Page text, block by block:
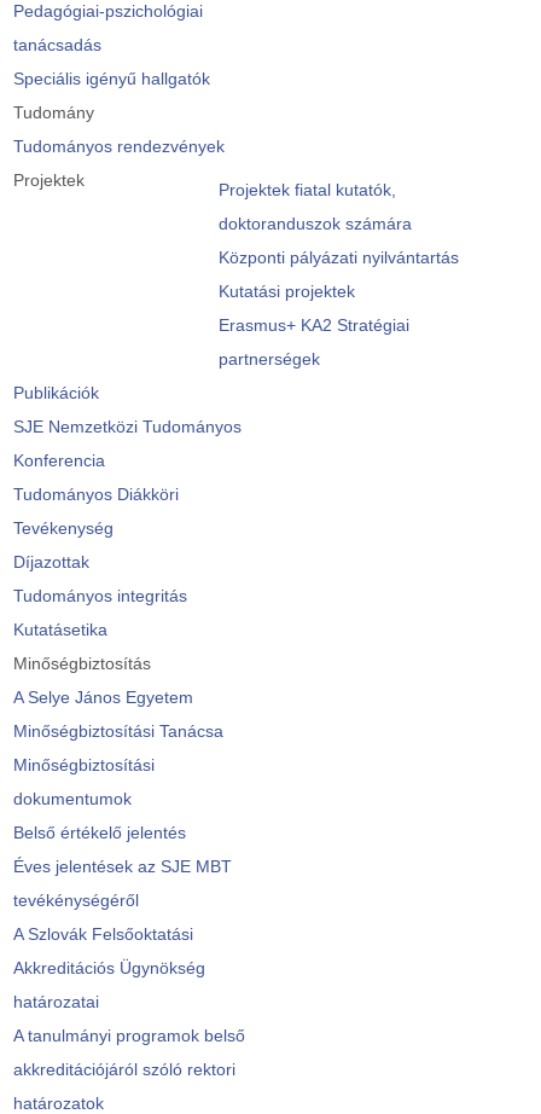
Pedagógiai-pszichológiai
tanácsadás
Speciális igényű hallgatók
Tudomány
Tudományos rendezvények
Projektek
Projektek fiatal kutatók,
doktoranduszok számára
Központi pályázati nyilvántartás
Kutatási projektek
Erasmus+ KA2 Stratégiai
partnerségek
Publikációk
SJE Nemzetközi Tudományos
Konferencia
Tudományos Diákköri
Tevékenység
Díjazottak
Tudományos integritás
Kutatásetika
Minőségbiztosítás
A Selye János Egyetem
Minőségbiztosítási Tanácsa
Minőségbiztosítási
dokumentumok
Belső értékelő jelentés
Éves jelentések az SJE MBT
tevékénységéről
A Szlovák Felsőoktatási
Akkreditációs Ügynökség
határozatai
A tanulmányi programok belső
akkreditációjáról szóló rektori
határozatok